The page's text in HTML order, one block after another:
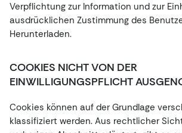
Verpflichtung zur Information und zur
ausdrücklichen Zustimmung des
Herunterladen.
COOKIES NICHT VON DER
EINWILLIGUNGSPFLICHT
Cookies können auf der Grundlage
klassifiziert werden. Aus rechtlicher